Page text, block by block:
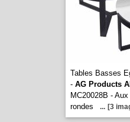
Tables Basses
- AG Products
MC20028B -
rondes
... [3